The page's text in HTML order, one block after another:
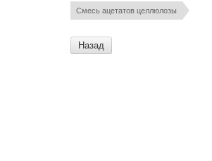
Смесь ацетатов целлюлозы
Назад